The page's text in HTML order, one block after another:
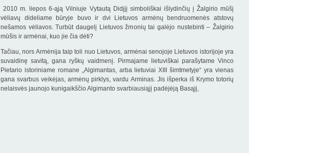
2010 m. liepos 6-ąją Vilniuje Vytautą Didįjį simboliškai išlydinčių į Žalgirio mūšį
vėliavų dideliame būryje buvo ir dvi Lietuvos armėnų bendruomenės atstovų
nešamos vėliavos. Turbūt daugelį Lietuvos žmonių tai galėjo nustebinti – Žalgirio
mūšis ir armėnai, kuo jie čia dėti?
Tačiau, nors Armėnija taip toli nuo Lietuvos, armėnai senojoje Lietuvos istorijoje yra
suvaidinę savitą, gana ryškų vaidmenį. Pirmajame lietuviškai parašytame Vinco
Pietario istoriniame romane „Algimantas, arba lietuviai XIII šimtmetyje“ yra vienas
gana svarbus veikėjas, armėnų pirklys, vardu Arminas. Jis išperka iš Krymo totorių
nelaisvės jaunojo kunigaikščio Algimanto svarbiausiąjį padėjėją Basąjį,